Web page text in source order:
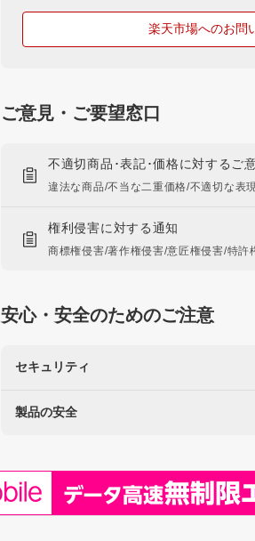
楽天市場へのお問
ご意見・ご要望窓口
不適切商品･表記･価格に対するご
違法な商品/不当な二重価格/不適切な表
権利侵害に対する通知
商標権侵害/著作権侵害/意匠権侵害/特許
安心・安全のためのご注意
セキュリティ
楽天を装った不正にご注意ください
製品の安全
リコール製品に関する情報